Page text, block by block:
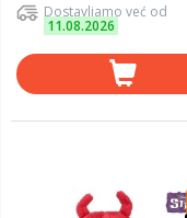
Dostavljamo već od
11.08.2026